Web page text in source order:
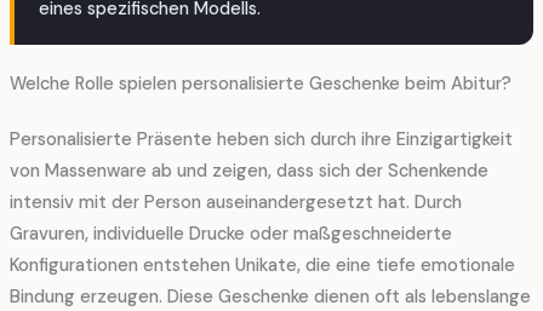
eines spezifischen Modells.
Welche Rolle spielen personalisierte Geschenke beim Abitur?
Personalisierte Präsente heben sich durch ihre Einzigartigkeit
von Massenware ab und zeigen, dass sich der Schenkende
intensiv mit der Person auseinandergesetzt hat. Durch
Gravuren, individuelle Drucke oder maßgeschneiderte
Konfigurationen entstehen Unikate, die eine tiefe emotionale
Bindung erzeugen. Diese Geschenke dienen oft als lebenslange